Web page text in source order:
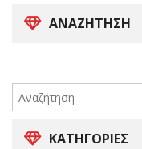
ΑΝΑΖΉΤΗΣΗ
for:
ΚΑΤΗΓΟΡΊΕΣ